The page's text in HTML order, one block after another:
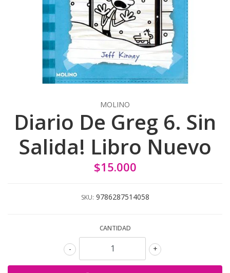
MOLINO
Diario De Greg 6. Sin
Salida! Libro Nuevo
$15.000
SKU: 9786287514058
CANTIDAD
+
-